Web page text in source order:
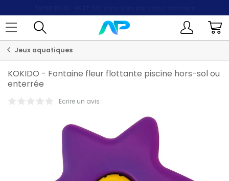
Jeux aquatiques
KOKIDO - Fontaine fleur flottante piscine hors-sol ou
enterrée
Ecrire un avis